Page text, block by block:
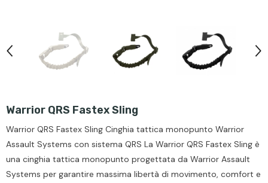
Warrior QRS Fastex Sling
Warrior QRS Fastex Sling Cinghia tattica monopunto Warrior
Assault Systems con sistema QRS La Warrior QRS Fastex Sling è
una cinghia tattica monopunto progettata da Warrior Assault
Systems per garantire massima libertà di movimento, comfort e